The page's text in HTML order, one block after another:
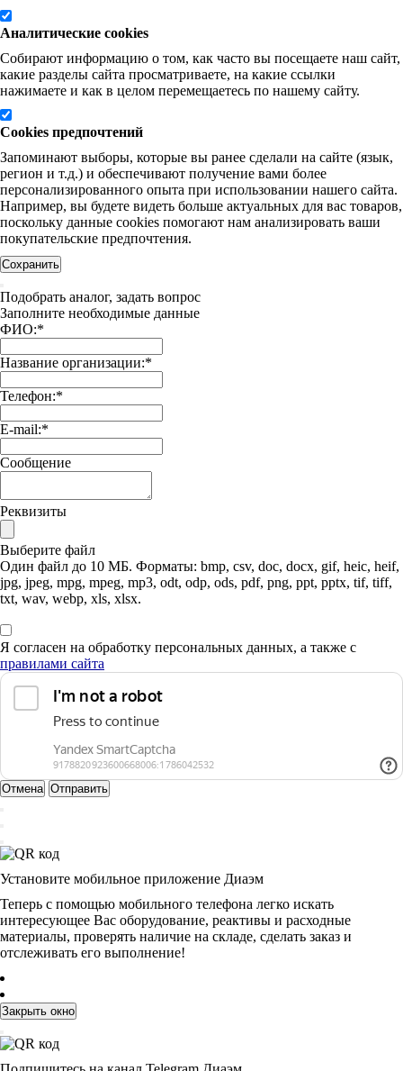
Аналитические cookies
Собирают информацию о том, как часто вы посещаете наш сайт,
какие разделы сайта просматриваете, на какие ссылки
нажимаете и как в целом перемещаетесь по нашему сайту.
Cookies предпочтений
Запоминают выборы, которые вы ранее сделали на сайте (язык,
регион и т.д.) и обеспечивают получение вами более
персонализированного опыта при использовании нашего сайта.
Например, вы будете видеть больше актуальных для вас товаров,
поскольку данные cookies помогают нам анализировать ваши
покупательские предпочтения.
Сохранить
Подобрать аналог, задать вопрос
Заполните необходимые данные
ФИО:*
Название организации:*
Телефон:*
E-mail:*
Сообщение
Реквизиты
Выберите файл
Один файл до 10 МБ. Форматы: bmp, csv, doc, docx, gif, heic, heif,
jpg, jpeg, mpg, mpeg, mp3, odt, odp, ods, pdf, png, ppt, pptx, tif, tiff,
txt, wav, webp, xls, xlsx.
Я согласен на обработку персональных данных, а также с
правилами сайта
Отмена Отправить
Установите мобильное приложение Диаэм
Теперь с помощью мобильного телефона легко искать
интересующее Вас оборудование, реактивы и расходные
материалы, проверять наличие на складе, сделать заказ и
отслеживать его выполнение!
Закрыть окно